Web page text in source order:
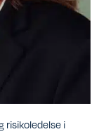
risikoledelse i